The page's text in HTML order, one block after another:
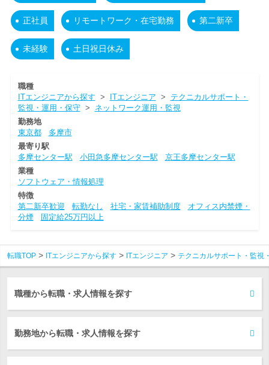
正社員 リモートワーク・在宅勤務 第二新卒
未経験 土日祝日休み
職種
ITエンジニアから探す > ITエンジニア > テクニカルサポート・
監視・運用・保守> ネットワーク運用・監視
勤務地
東京都
多摩市
最寄り駅
多摩センター駅
小田急多摩センター駅
京王多摩センター駅
業種
ソフトウェア・情報処理
特徴
第二新卒歓迎
転勤なし 社宅・家賃補助制度
オフィス内禁煙・
分煙
固定給25万円以上
転職TOP ITエンジニアから探す ITエンジニア テクニカルサポート・監視
職種から転職・求人情報を探す
勤務地から転職・求人情報を探す